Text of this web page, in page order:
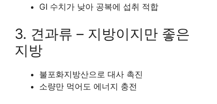
GI 수치가 낮아 공복에 섭취 적합
3. 견과류 – 지방이지만 좋은
지방
불포화지방산으로 대사 촉진
소량만 먹어도 에너지 충전